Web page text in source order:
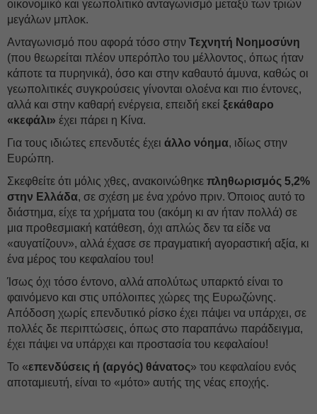
οικονομικό και γεωπολιτικό ανταγωνισμό μεταξύ των τριών
μεγάλων μπλοκ.
Ανταγωνισμό που αφορά τόσο στην Τεχνητή Νοημοσύνη
(που θεωρείται πλέον υπερόπλο του μέλλοντος, όπως ήταν
κάποτε τα πυρηνικά), όσο και στην καθαυτό άμυνα, καθώς οι
γεωπολιτικές συγκρούσεις γίνονται ολοένα και πιο έντονες,
αλλά και στην καθαρή ενέργεια, επειδή εκεί ξεκάθαρο
«κεφάλι» έχει πάρει η Κίνα.
Για τους ιδιώτες επενδυτές έχει άλλο νόημα, ιδίως στην
Ευρώπη.
Σκεφθείτε ότι μόλις χθες, ανακοινώθηκε πληθωρισμός 5,2%
στην Ελλάδα, σε σχέση με ένα χρόνο πριν. Όποιος αυτό το
διάστημα, είχε τα χρήματα του (ακόμη κι αν ήταν πολλά) σε
μια προθεσμιακή κατάθεση, όχι απλώς δεν τα είδε να
«αυγατίζουν», αλλά έχασε σε πραγματική αγοραστική αξία, κι
ένα μέρος του κεφαλαίου του!
Ίσως όχι τόσο έντονο, αλλά απολύτως υπαρκτό είναι το
φαινόμενο και στις υπόλοιπες χώρες της Ευρωζώνης.
Απόδοση χωρίς επενδυτικό ρίσκο έχει πάψει να υπάρχει, σε
πολλές δε περιπτώσεις, όπως στο παραπάνω παράδειγμα,
έχει πάψει να υπάρχει και προστασία του κεφαλαίου!
Το «επενδύσεις ή (αργός) θάνατος» του κεφαλαίου ενός
αποταμιευτή, είναι το «μότο» αυτής της νέας εποχής.